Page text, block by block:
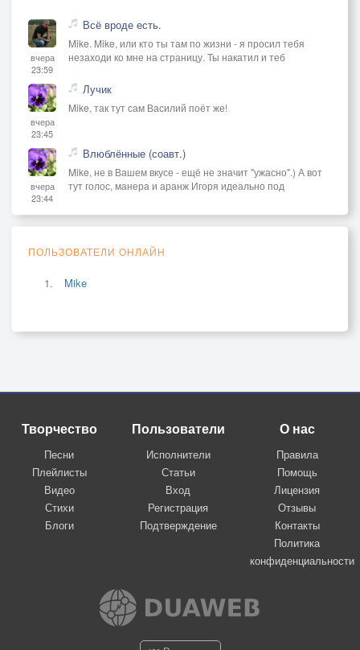
вчера
23:59
Всё вроде есть.
Mike. Mike, или кто ты там по жизни - я просил тебя
незаходи ко мне на страницу. Ты накатил и теб
вчера
23:45
Лучик
Mike, так тут сам Василий поёт же!
вчера
23:44
Влюблённые (соавт.)
Mike, не в Вашем вкусе - ещё не значит "ужасно".) А вот
тут голос, манера и аранж Игоря идеально под
ПОЛЬЗОВАТЕЛИ ОНЛАЙН
Mike
Творчество
Песни
Плейлисты
Видео
Стихи
Блоги
Пользователи
Исполнители
Статьи
Вход
Регистрация
Подтверждение
О нас
Правила
Помощь
Лицензия
Отзывы
Контакты
Политика
конфиденциальности